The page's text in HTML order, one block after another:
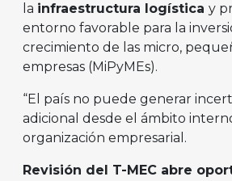
la infraestructura logística y
entorno favorable para la
crecimiento de las micro,
empresas (MiPyMEs).
“El país no puede generar
adicional desde el ámbito
organización empresarial.
Revisión del T-MEC abre